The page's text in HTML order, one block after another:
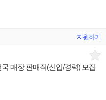
지원하기
매장 판매직(신입/경력) 모집